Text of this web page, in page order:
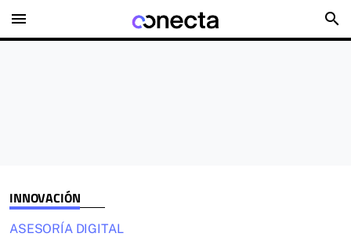
menu search
INNOVACIÓN
ASESORÍA DIGITAL